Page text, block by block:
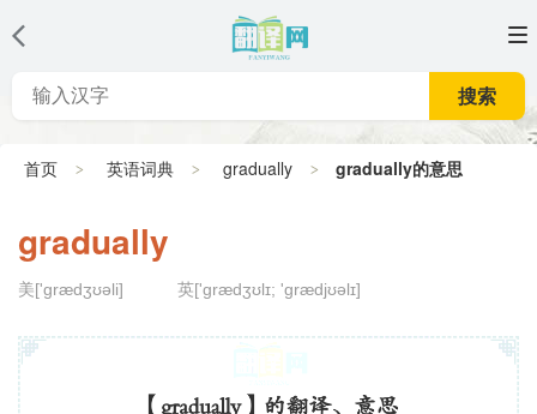
搜索
首页 英语词典 gradually gradually的意思
gradually
美['grædʒʊəli] 英['grædʒʊlɪ; 'grædjʊəlɪ]